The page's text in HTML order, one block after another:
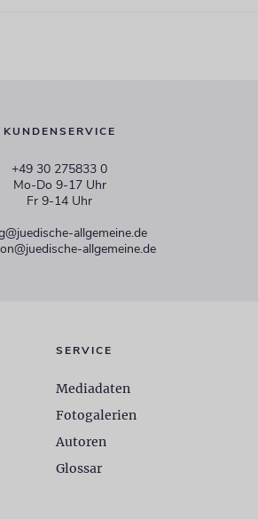
KUNDENSERVICE
+49 30 275833 0
Mo-Do 9-17 Uhr
Fr 9-14 Uhr
allgemeine.de
allgemeine.de
SERVICE
Mediadaten
Fotogalerien
Autoren
Glossar